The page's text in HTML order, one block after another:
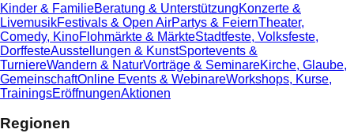
Kinder & FamilieBeratung & UnterstützungKonzerte &
LivemusikFestivals & Open AirPartys & FeiernTheater,
Comedy, KinoFlohmärkte & MärkteStadtfeste, Volksfeste,
DorffesteAusstellungen & KunstSportevents &
TurniereWandern & NaturVorträge & SeminareKirche, Glaube,
GemeinschaftOnline Events & WebinareWorkshops, Kurse,
TrainingsEröffnungenAktionen
Regionen